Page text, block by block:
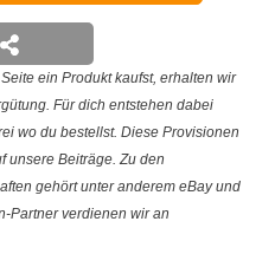
ein Produkt kaufst, erhalten wir
Für dich entstehen dabei
wo du bestellst. Diese Provisionen
unsere Beiträge. Zu den
gehört unter anderem eBay und
Partner verdienen wir an